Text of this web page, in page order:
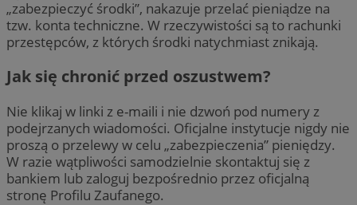
„zabezpieczyć środki”, nakazuje przelać pieniądze na
tzw. konta techniczne. W rzeczywistości są to rachunki
przestępców, z których środki natychmiast znikają.
Jak się chronić przed oszustwem?
Nie klikaj w linki z e-maili i nie dzwoń pod numery z
podejrzanych wiadomości. Oficjalne instytucje nigdy nie
proszą o przelewy w celu „zabezpieczenia” pieniędzy.
W razie wątpliwości samodzielnie skontaktuj się z
bankiem lub zaloguj bezpośrednio przez oficjalną
stronę Profilu Zaufanego.